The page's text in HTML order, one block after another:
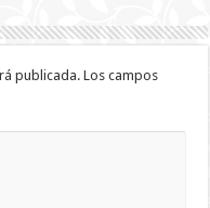
publicada. Los campos